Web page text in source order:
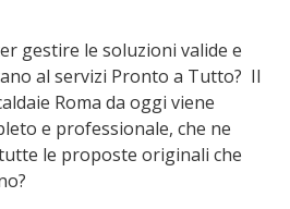
gestire le soluzioni valide e
al servizi Pronto a Tutto? Il
Roma da oggi viene
e professionale, che ne
le proposte originali che